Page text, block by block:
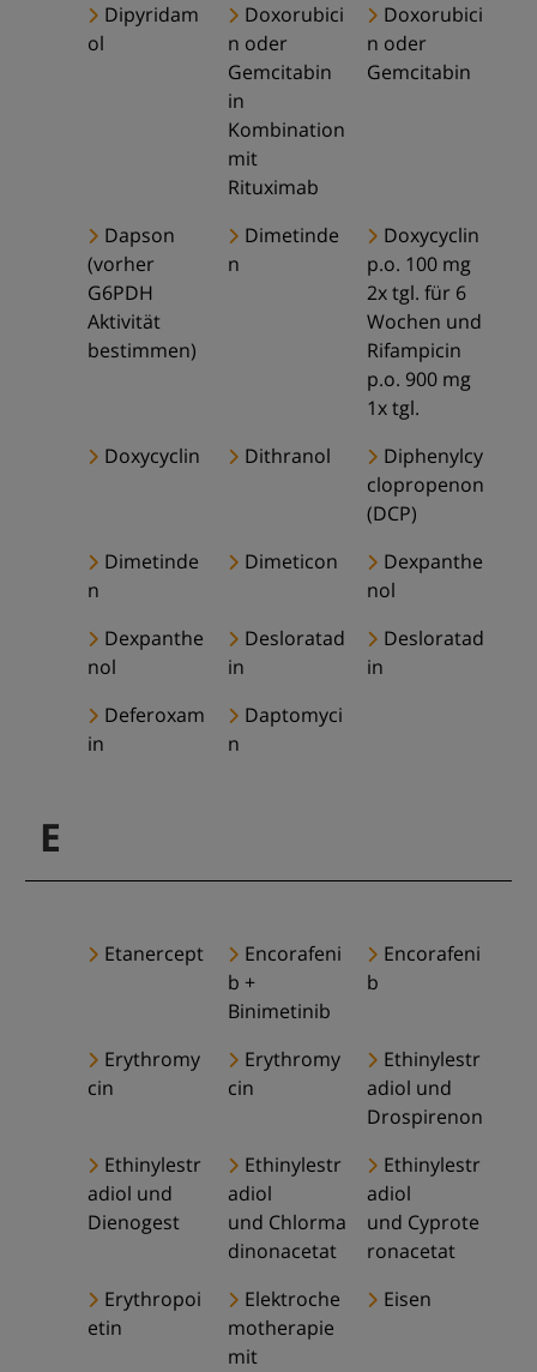
Dipyridam
ol
Doxorubici
n oder
Gemcitabin
in
Kombination
mit
Rituximab
Doxorubici
n oder
Gemcitabin
Dapson
(vorher
G6PDH
Aktivität
bestimmen)
Dimetinde
n
Doxycyclin
p.o. 100 mg
2x tgl. für 6
Wochen und
Rifampicin
p.o. 900 mg
1x tgl.
Doxycyclin
Dithranol
Diphenylcy
clopropenon
(DCP)
Dimetinde
n
Dimeticon
Dexpanthe
nol
Dexpanthe
nol
Desloratad
in
Desloratad
in
Deferoxam
in
Daptomyci
n
E
Etanercept
Encorafeni
b +
Binimetinib
Encorafeni
b
Erythromy
cin
Erythromy
cin
Ethinylestr
adiol und
Drospirenon
Ethinylestr
adiol und
Dienogest
Ethinylestr
adiol
und Chlorma
dinonacetat
Ethinylestr
adiol
und Cyprote
ronacetat
Erythropoi
etin
Elektroche
motherapie
mit
Eisen